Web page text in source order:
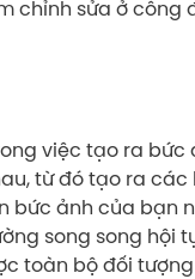
chỉnh sửa ở công
việc tạo ra
từ đó tạo ra
bức ảnh của bạn
song song hội
toàn bộ đối